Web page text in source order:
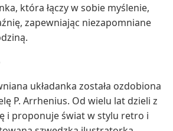
która łączy w sobie myślenie,
zapewniając niezapomniane
układanka została ozdobiona
P. Arrhenius. Od wielu lat dzieli z
i proponuje świat w stylu retro i